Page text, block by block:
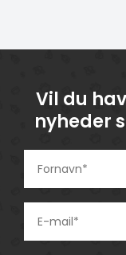
Vil du
nyheder